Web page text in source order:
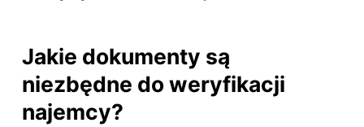
Jakie dokumenty są
niezbędne do weryfikacji
najemcy?